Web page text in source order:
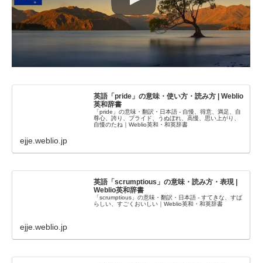
英語「pride」の意味・使い方・読み方 | Weblio
英和辞書
「pride」の意味・翻訳・日本語 - 自慢、得意、満足、自
尊心、誇り、プライド、うぬぼれ、高慢、思い上がり、
自慢のたね｜Weblio英和・和英辞書
ejje.weblio.jp
英語「scrumptious」の意味・読み方・表現 |
Weblio英和辞書
「scrumptious」の意味・翻訳・日本語 - すてきな、すば
らしい、すごくおいしい｜Weblio英和・和英辞書
ejje.weblio.jp